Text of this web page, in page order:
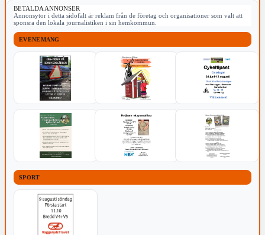
BETALDA ANNONSER
Annonsytor i detta sidofält är reklam från de företag och organisationer som valt att
sponsra den lokala journalistiken i sin hemkommun.
EVENEMANG
SPORT